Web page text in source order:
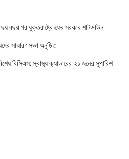
ছয় বছর পর যুক্তরাষ্ট্রে ফের সরকার শাটডাউন
সাধারণ সভা অনুষ্ঠিত
বিসিএস: স্বাস্থ্য ক্যাডারের ২১ জনের সুপারিশ